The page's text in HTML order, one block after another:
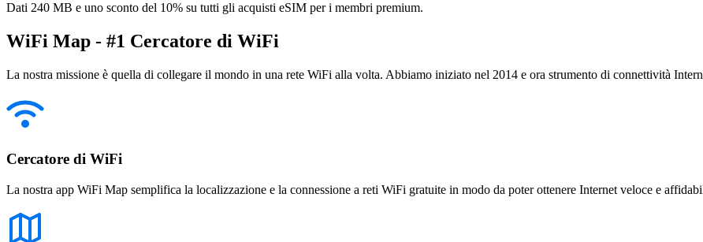
Dati 240 MB e uno sconto del 10% su tutti gli acquisti eSIM per i membri premium.
WiFi Map - #1 Cercatore di WiFi
La nostra missione è quella di collegare il mondo in una rete WiFi alla volta. Abbiamo iniziato nel 2014 e ora strumento di connettività
Cercatore di WiFi
La nostra app WiFi Map semplifica la localizzazione e la connessione a reti WiFi gratuite in modo da poter ottenere Internet veloce e